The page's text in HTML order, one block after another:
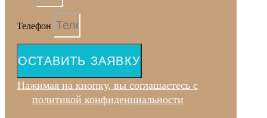
Телефон
ОСТАВИТЬ ЗАЯВКУ
Нажимая на кнопку, вы соглашаетесь с
политикой конфиденциальности